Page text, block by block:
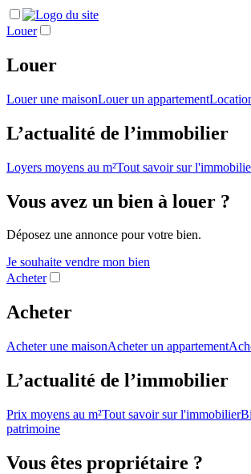
Louer
Louer
Louer une maisonLouer un appartement
L’actualité de l’immobilier
Loyers moyens au m²Tout savoir sur
Vous avez un bien à louer ?
Déposez une annonce pour votre bien.
Je souhaite vendre mon bien
Acheter
Acheter
Acheter une maisonAcheter un appartement
L’actualité de l’immobilier
Prix moyens au m²Tout savoir sur l'immobilier
patrimoine
Vous êtes propriétaire ?